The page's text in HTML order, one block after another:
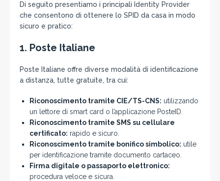
Di seguito presentiamo i principali Identity Provider
che consentono di ottenere lo SPID da casa in modo
sicuro e pratico:
1. Poste Italiane
Poste Italiane offre diverse modalità di identificazione
a distanza, tutte gratuite, tra cui:
Riconoscimento tramite CIE/TS-CNS: utilizzando
un lettore di smart card o l’applicazione PosteID.
Riconoscimento tramite SMS su cellulare
certificato: rapido e sicuro.
Riconoscimento tramite bonifico simbolico: utile
per identificazione tramite documento cartaceo.
Firma digitale o passaporto elettronico:
procedura veloce e sicura.